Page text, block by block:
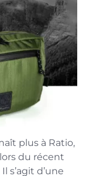
plus à Ratio,
du récent
s’agit d’une